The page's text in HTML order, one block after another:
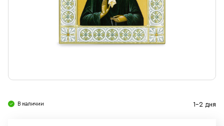
Ювелирные изделия
В наличии 1-2 дня